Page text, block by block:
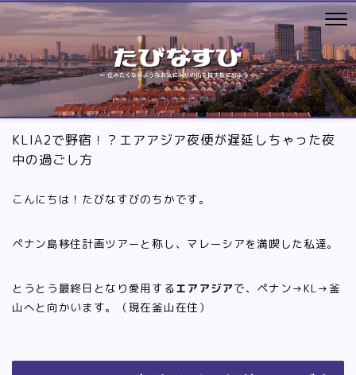
KLIA2で野宿！？エアアジア夜便が遅延しちゃった夜
中の過ごし方
こんにちは！たびなすびのちかです。
ペナン島移住計画ツアーと称し、マレーシアを満喫した私達。
とうとう最終日となり愛用するエアアジアで、ペナン→KL→釜
山へと向かいます。（現在釜山在住）